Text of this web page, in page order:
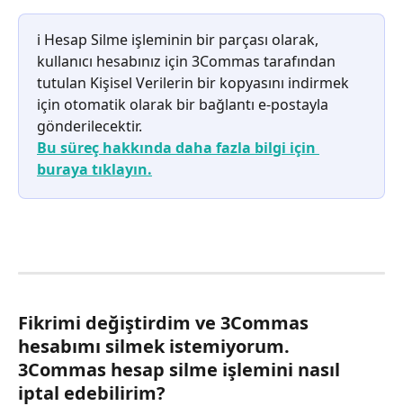
ℹ️ Hesap Silme işleminin bir parçası olarak,
kullanıcı hesabınız için 3Commas tarafından
tutulan Kişisel Verilerin bir kopyasını indirmek
için otomatik olarak bir bağlantı e-postayla
gönderilecektir.
Bu süreç hakkında daha fazla bilgi için
buraya tıklayın.
Fikrimi değiştirdim ve 3Commas
hesabımı silmek istemiyorum.
3Commas hesap silme işlemini nasıl
iptal edebilirim?